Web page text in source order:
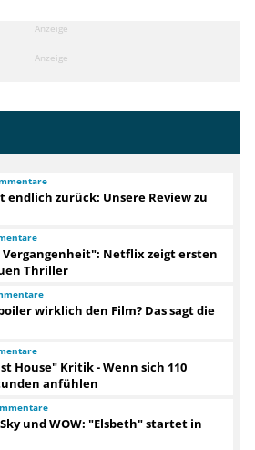
Anzeige
Anzeige
endlich zurück: Unsere Review zu
Vergangenheit": Netflix zeigt ersten
Thriller
wirklich den Film? Das sagt die
House" Kritik - Wenn sich 110
anfühlen
und WOW: "Elsbeth" startet in